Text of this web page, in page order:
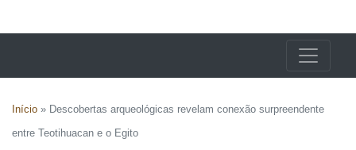
Início » Descobertas arqueológicas revelam conexão surpreendente
entre Teotihuacan e o Egito